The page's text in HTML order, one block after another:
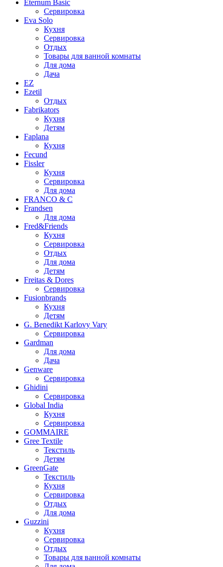
Eternum Basic
Сервировка
Eva Solo
Кухня
Сервировка
Отдых
Товары для ванной комнаты
Для дома
Дача
EZ
Ezetil
Отдых
Fabrikators
Кухня
Детям
Faplana
Кухня
Fecund
Fissler
Кухня
Сервировка
Для дома
FRANCO & C
Frandsen
Для дома
Fred&Friends
Кухня
Сервировка
Отдых
Для дома
Детям
Freitas & Dores
Сервировка
Fusionbrands
Кухня
Детям
G. Benedikt Karlovy Vary
Сервировка
Gardman
Для дома
Дача
Genware
Сервировка
Ghidini
Сервировка
Global India
Кухня
Сервировка
GOMMAIRE
Gree Textile
Текстиль
Детям
GreenGate
Текстиль
Кухня
Сервировка
Отдых
Для дома
Guzzini
Кухня
Сервировка
Отдых
Товары для ванной комнаты